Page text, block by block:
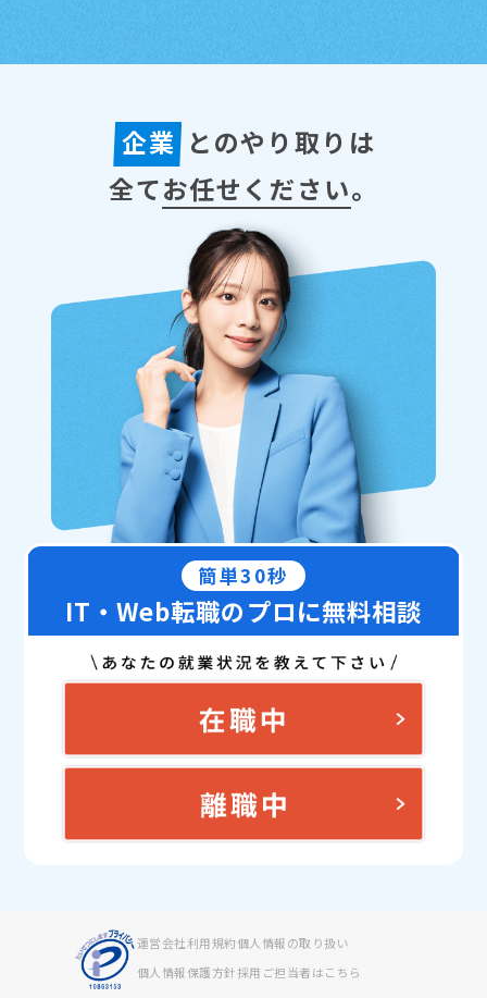
企業 とのやり取りは
全てお任せください。
簡単30秒
IT・Web転職のプロに無料相談
運営会社利用規約個人情報の取り扱い
個人情報保護方針採用ご担当者はこちら